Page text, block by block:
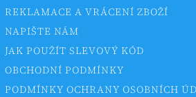
REKLAMACE A VRÁCENÍ ZBOŽÍ
NAPIŠTE NÁM
JAK POUŽÍT SLEVOVÝ KÓD
OBCHODNÍ PODMÍNKY
PODMÍNKY OCHRANY OSOBNÍCH